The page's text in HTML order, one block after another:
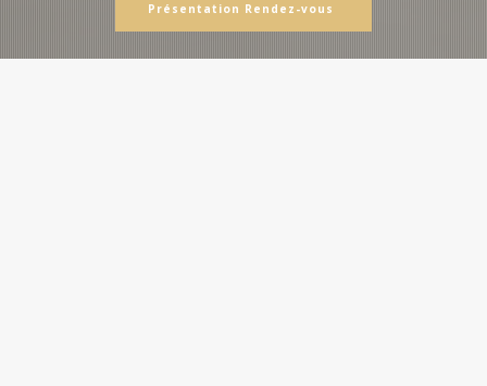
Présentation Rendez-vous